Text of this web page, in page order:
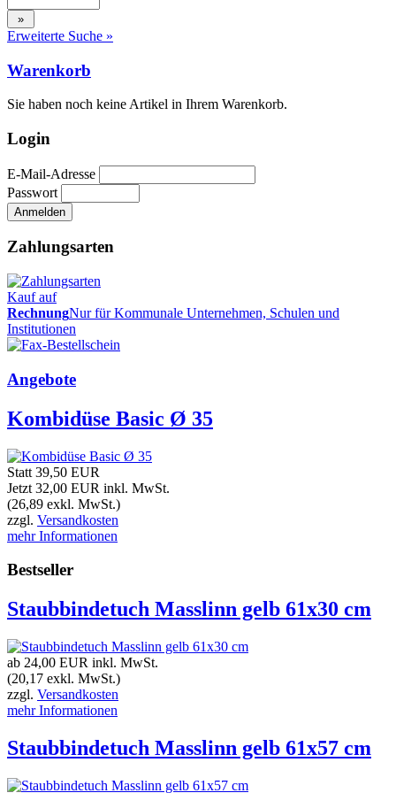
Erweiterte Suche »
Warenkorb
Sie haben noch keine Artikel in Ihrem Warenkorb.
Login
E-Mail-Adresse
Passwort
Zahlungsarten
Kauf auf
RechnungNur für Kommunale Unternehmen, Schulen und
Institutionen
Angebote
Kombidüse Basic Ø 35
Statt 39,50 EUR
Jetzt 32,00 EUR inkl. MwSt.
(26,89 exkl. MwSt.)
zzgl. Versandkosten
mehr Informationen
Bestseller
Staubbindetuch Masslinn gelb 61x30 cm
ab 24,00 EUR inkl. MwSt.
(20,17 exkl. MwSt.)
zzgl. Versandkosten
mehr Informationen
Staubbindetuch Masslinn gelb 61x57 cm